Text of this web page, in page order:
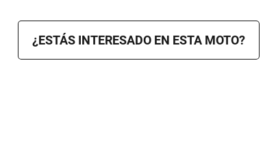
¿ESTÁS INTERESADO EN ESTA MOTO?